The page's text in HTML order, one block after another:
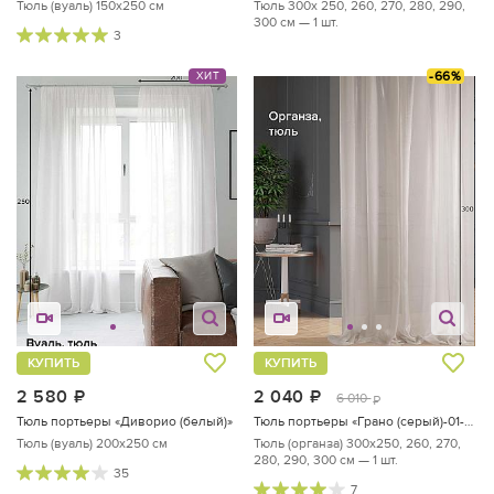
Тюль (вуаль) 150х250 см
3
Тюль 300х 250, 260, 270, 280, 290,
300 см — 1 шт.
ХИТ
2 580
КУПИТЬ
Тюль портьеры «Диворио (белый)»
Тюль (вуаль) 200х250 см
35
-66%
2 040 руб.
6 010 руб.
КУПИТЬ
Тюль (органза) 300х250, 260, 270,
280, 290, 300 см — 1 шт.
7